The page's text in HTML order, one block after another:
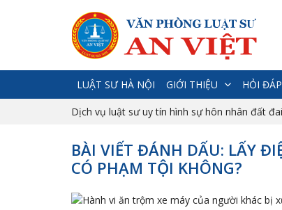
LUẬT SƯ HÀ NỘI GIỚI THIỆU HỎI
Dịch vụ luật sư uy tín hình sự hôn nhân đất
BÀI VIẾT ĐÁNH DẤU: LẤY
CÓ PHẠM TỘI KHÔNG?